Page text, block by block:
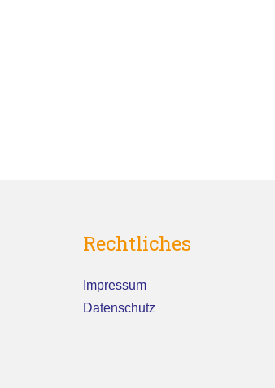
Rechtliches
Impressum
Datenschutz